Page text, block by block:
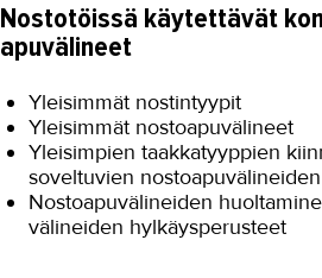
Nostotöissä käytettävät
apuvälineet
Yleisimmät nostintyypit
Yleisimmät nostoapuvälineet
Yleisimpien taakkatyyppien
soveltuvien
Nostoapuvälineiden
välineiden hylkäysperusteet